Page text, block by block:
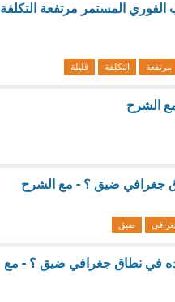
نشطة (1 نقطة) التعقب الفوري المستمر مرتفعة التكلفة
مرتفعة التكلفة قليلة
جغرافي ضيق ؟ - مع الشرح
ضيق
في نطاق جغرافي ضيق ؟ - مع